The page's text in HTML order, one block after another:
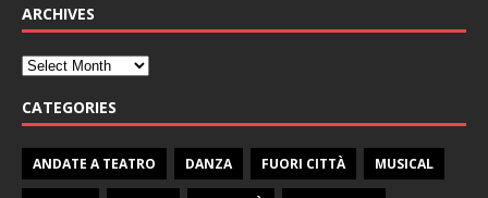
ARCHIVES
CATEGORIES
ANDATE A TEATRO DANZA FUORI CITTÀ MUSICAL